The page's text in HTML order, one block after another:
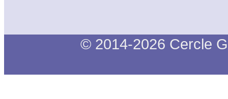
© 2014-2026 Cercle